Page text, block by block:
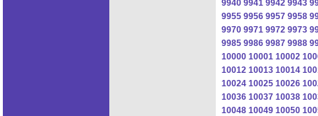
9940 9941 9942 9943
9955 9956 9957 9958
9970 9971 9972 9973
9985 9986 9987 9988
10000 10001 10002
10012 10013 10014
10024 10025 10026
10036 10037 10038
10048 10049 10050